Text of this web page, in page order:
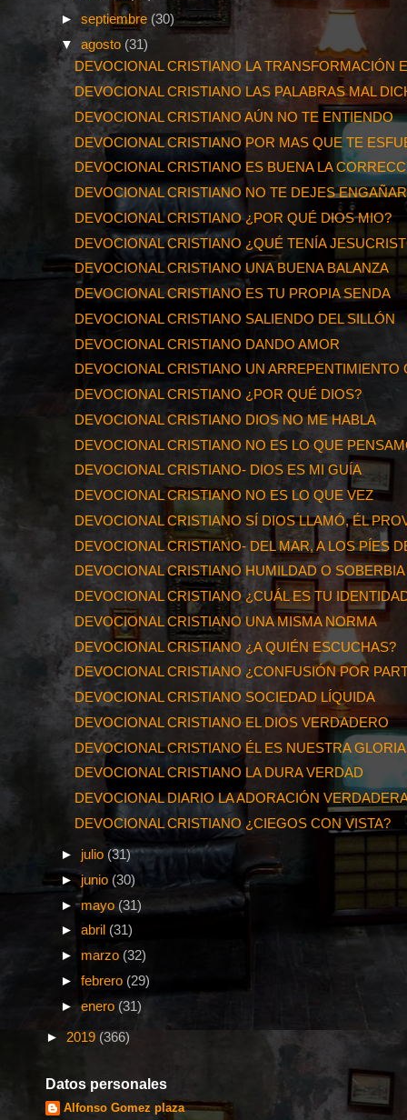
► septiembre (30)
▼ agosto (31)
DEVOCIONAL CRISTIANO LA TRANSFORMACIÓN
DEVOCIONAL CRISTIANO LAS PALABRAS MAL
DEVOCIONAL CRISTIANO AÚN NO TE ENTIENDO
DEVOCIONAL CRISTIANO POR MAS QUE TE
DEVOCIONAL CRISTIANO ES BUENA LA
DEVOCIONAL CRISTIANO NO TE DEJES ENGAÑAR
DEVOCIONAL CRISTIANO ¿POR QUÉ DIOS MIO?
DEVOCIONAL CRISTIANO ¿QUÉ TENÍA
DEVOCIONAL CRISTIANO UNA BUENA BALANZA
DEVOCIONAL CRISTIANO ES TU PROPIA SENDA
DEVOCIONAL CRISTIANO SALIENDO DEL SILLÓN
DEVOCIONAL CRISTIANO DANDO AMOR
DEVOCIONAL CRISTIANO UN ARREPENTIMIENTO
DEVOCIONAL CRISTIANO ¿POR QUÉ DIOS?
DEVOCIONAL CRISTIANO DIOS NO ME HABLA
DEVOCIONAL CRISTIANO NO ES LO QUE
DEVOCIONAL CRISTIANO- DIOS ES MI GUÍA
DEVOCIONAL CRISTIANO NO ES LO QUE VEZ
DEVOCIONAL CRISTIANO SÍ DIOS LLAMÓ, ÉL
DEVOCIONAL CRISTIANO- DEL MAR, A LOS PÍES
DEVOCIONAL CRISTIANO HUMILDAD O SOBERBIA
DEVOCIONAL CRISTIANO ¿CUÁL ES TU
DEVOCIONAL CRISTIANO UNA MISMA NORMA
DEVOCIONAL CRISTIANO ¿A QUIÉN ESCUCHAS?
DEVOCIONAL CRISTIANO ¿CONFUSIÓN POR
DEVOCIONAL CRISTIANO SOCIEDAD LÍQUIDA
DEVOCIONAL CRISTIANO EL DIOS VERDADERO
DEVOCIONAL CRISTIANO ÉL ES NUESTRA GLORIA
DEVOCIONAL CRISTIANO LA DURA VERDAD
DEVOCIONAL DIARIO LA ADORACIÓN
DEVOCIONAL CRISTIANO ¿CIEGOS CON VISTA?
► julio (31)
►junio (30)
►mayo (31)
► abril (31)
► marzo (32)
► febrero (29)
►enero (31)
► 2019 (366)
Datos personales
Alfonso Gomez plaza